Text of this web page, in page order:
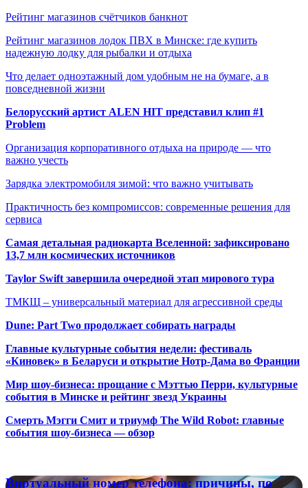
Рейтинг магазинов счётчиков банкнот
Рейтинг магазинов лодок ПВХ в Минске: где купить
надежную лодку для рыбалки и отдыха
Что делает одноэтажный дом удобным не на бумаге, а в
повседневной жизни
Белорусский артист ALEN HIT представил клип #1
Problem
Организация корпоративного отдыха на природе — что
важно учесть
Зарядка электромобиля зимой: что важно учитывать
Практичность без компромиссов: современные решения для
сервиса
Самая детальная радиокарта Вселенной: зафиксировано
13,7 млн космических источников
Taylor Swift завершила очередной этап мирового тура
ТМКЩ – универсальный материал для агрессивной среды
Dune: Part Two продолжает собирать награды
Главные культурные события недели: фестиваль
«Киновек» в Беларуси и открытие Нотр-Дама во Франции
Мир шоу-бизнеса: прощание с Мэттью Перри, культурные
события в Минске и рейтинг звезд Украины
Смерть Мэгги Смит и триумф The Wild Robot: главные
события шоу-бизнеса — обзор
Виртуальный
Виртуальный номер телефона: причины, по